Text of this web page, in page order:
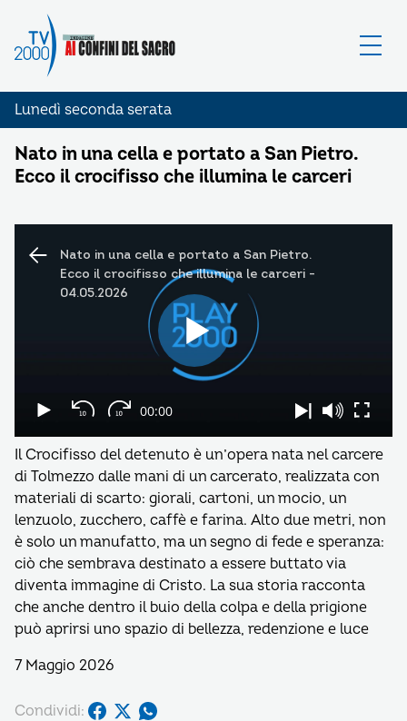
Lunedì seconda serata
Nato in una cella e portato a San Pietro.
Ecco il crocifisso che illumina le carceri
Il Crocifisso del detenuto è un’opera nata nel carcere
di Tolmezzo dalle mani di un carcerato, realizzata con
materiali di scarto: giorali, cartoni, un mocio, un
lenzuolo, zucchero, caffè e farina. Alto due metri, non
è solo un manufatto, ma un segno di fede e speranza:
ciò che sembrava destinato a essere buttato via
diventa immagine di Cristo. La sua storia racconta
che anche dentro il buio della colpa e della prigione
può aprirsi uno spazio di bellezza, redenzione e luce
7 Maggio 2026
Condividi: